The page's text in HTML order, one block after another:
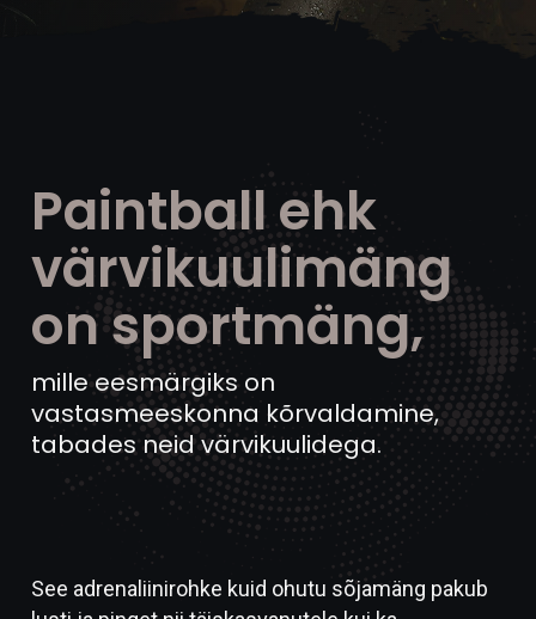
Paintball ehk
värvikuulimäng
on sportmäng,
mille eesmärgiks on
vastasmeeskonna kõrvaldamine,
tabades neid värvikuulidega.
See adrenaliinirohke kuid ohutu sõjamäng pakub